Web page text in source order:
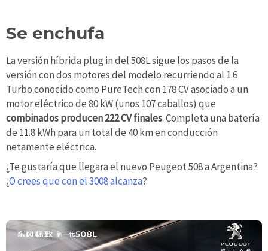
Se enchufa
La versión híbrida plug in del 508L sigue los pasos de la
versión con dos motores del modelo recurriendo al 1.6
Turbo conocido como PureTech con 178 CV asociado a un
motor eléctrico de 80 kW (unos 107 caballos) que
combinados producen 222 CV finales. Completa una batería
de 11.8 kWh para un total de 40 km en conducción
netamente eléctrica.
¿Te gustaría que llegara el nuevo Peugeot 508 a Argentina?
¿O crees que con el 3008 alcanza?